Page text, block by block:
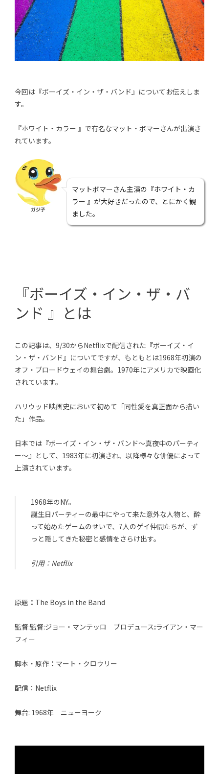
今回は『ボーイズ・イン・ザ・バンド』についてお伝えしま
す。
『ホワイト・カラー 』で有名なマット・ボマーさんが出演さ
れています。
ガジ子
マットボマーさん主演の『ホワイト・カ
ラー 』が大好きだったので、とにかく観
ました。
『ボーイズ・イン・ザ・バ
ンド 』とは
この記事は、9/30からNetflixで配信された『ボーイズ・イ
ン・ザ・バンド』についてですが、もともとは1968年初演の
オフ・ブロードウェイの舞台劇。1970年にアメリカで映画化
されています。
ハリウッド映画史において初めて「同性愛を真正面から描い
た」作品。
日本では『ボーイズ・イン・ザ・バンド～真夜中のパーティ
ー～』として、1983年に初演され、以降様々な俳優によって
上演されています。
1968年のNY。
誕生日パーティーの最中にやって来た意外な人物と、酔
って始めたゲームのせいで、7人のゲイ仲間たちが、ず
っと隠してきた秘密と感情をさらけ出す。
引用：Netflix
原題 ： The Boys in the Band
監督:監督:ジョー・マンテッロ プロデュース:ライアン・マー
フィー
脚本・原作 ： マート・クロウリー
配信：Netflix
舞台: 1968年 ニューヨーク